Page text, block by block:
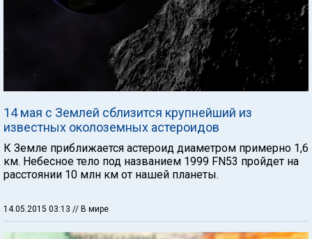
14 мая с Землей сблизится крупнейший из
известных околоземных астероидов
К Земле приближается астероид диаметром примерно 1,6
км. Небесное тело под названием 1999 FN53 пройдет на
расстоянии 10 млн км от нашей планеты.
14.05.2015 03:13 // В мире